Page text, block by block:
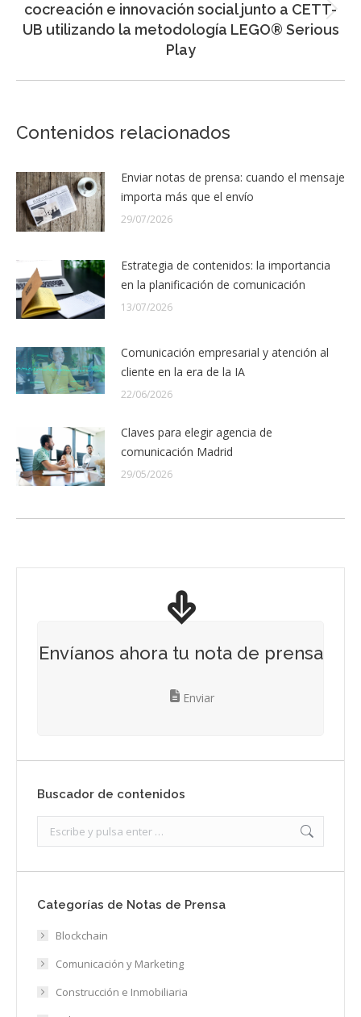
Entrada
siguiente:
cocreación e innovación social junto a CETT-
UB utilizando la metodología LEGO® Serious
Play
Contenidos relacionados
Enviar notas de prensa: cuando el mensaje
importa más que el envío
29/07/2026
Estrategia de contenidos: la importancia
en la planificación de comunicación
13/07/2026
Comunicación empresarial y atención al
cliente en la era de la IA
22/06/2026
Claves para elegir agencia de
comunicación Madrid
29/05/2026
Envíanos ahora tu nota de prensa
Enviar
Buscador de contenidos
Categorías de Notas de Prensa
Blockchain
Comunicación y Marketing
Construcción e Inmobiliaria